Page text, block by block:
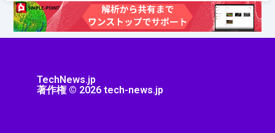
TechNews.jp
著作権 © 2026 tech-news.jp